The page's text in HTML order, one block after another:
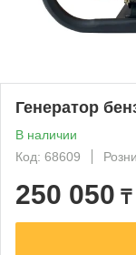
Генератор
В наличии
Код: 68609
250 050 ₸